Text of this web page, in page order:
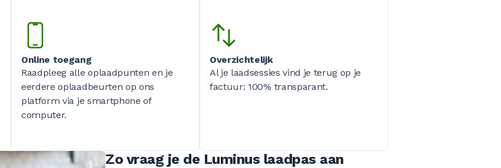
Online toegang
Raadpleeg alle oplaadpunten en je
eerdere oplaadbeurten op ons
platform via je smartphone of
computer.
Overzichtelijk
Al je laadsessies vind je terug op je
factuur: 100% transparant.
Zo vraag je de Luminus laadpas aan